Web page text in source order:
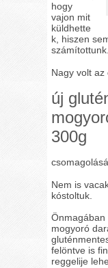
hogy
vajon mit
küldhette
k, hiszen
számítottunk.
Nagy volt
új
300g
Nem is
kóstoltuk.
Önmagában
mogyoró
felöntve is
reggelije